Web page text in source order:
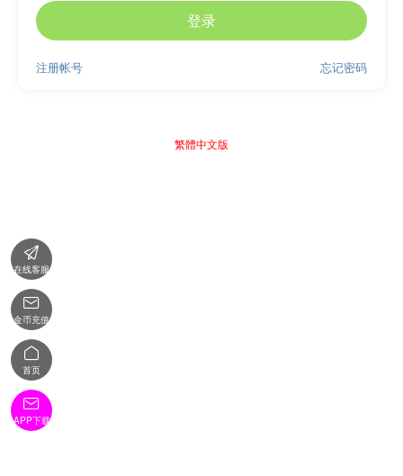
登录
忘记密码
注册帐号
繁體中文版

在线客服

金币充值

首页

APP下载